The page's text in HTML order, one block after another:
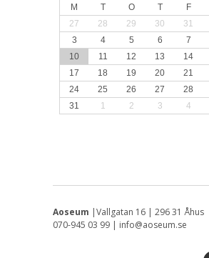
M T O T F
27
28 29 30 31
3
4 5 6 7
10
11 12 13 14
17
18 19 20 21
24
25 26 27 28
31
1 2 3 4
Aoseum |Vallgatan 16 | 296 31 Åhus
070-945 03 99 | info@aoseum.se